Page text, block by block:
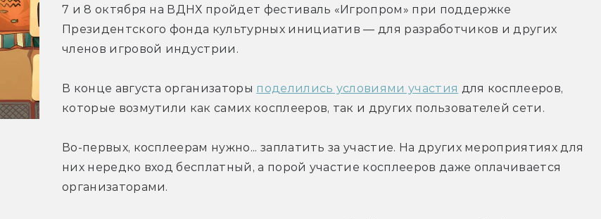
7 и 8 октября на ВДНХ пройдет фестиваль «Игропром» при поддержке
Президентского фонда культурных инициатив — для разработчиков и других
членов игровой индустрии.
В конце августа организаторы поделились условиями участия для косплееров,
которые возмутили как самих косплееров, так и других пользователей сети.
Во-первых, косплеерам нужно... заплатить за участие. На других мероприятиях для
них нередко вход бесплатный, а порой участие косплееров даже оплачивается
организаторами.